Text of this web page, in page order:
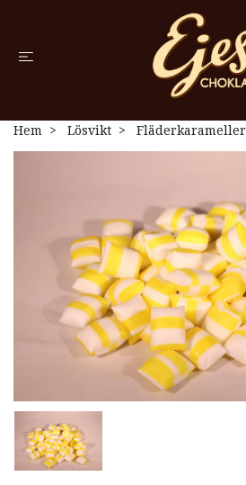
Hem Lösvikt Fläderkarameller